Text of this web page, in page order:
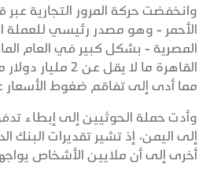
وانخفضت حركة المرور التجارية
الأحمر - وهو مصدر رئيسي للعملة
المصرية - بشكل كبير في العام
القاهرة ما لا يقل
مما أدى إلى تفاقم ضغوط
وأدت حملة الحوثيين إلى إبطاء
إلى اليمن، إذ تشير تقديرات
أخرى إلى أن ملايين الأشخاص